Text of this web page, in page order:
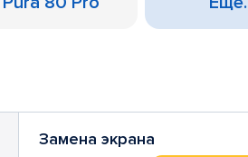
Замена экрана